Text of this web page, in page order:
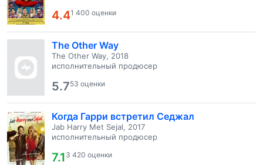
4.41 400 оценки
The Other Way
The Other Way, 2018
исполнительный продюсер
5.753 оценки
Когда Гарри встретил Седжал
Jab Harry Met Sejal, 2017
исполнительный продюсер
7.1 3 420 оценки